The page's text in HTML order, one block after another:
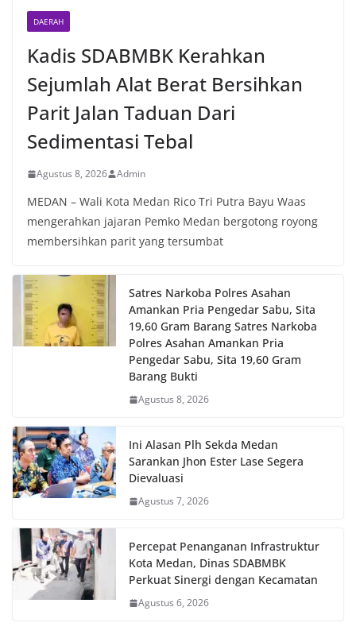
DAERAH
Kadis SDABMBK Kerahkan
Sejumlah Alat Berat Bersihkan
Parit Jalan Taduan Dari
Sedimentasi Tebal
Agustus 8, 2026 Admin
MEDAN – Wali Kota Medan Rico Tri Putra Bayu Waas
mengerahkan jajaran Pemko Medan bergotong royong
membersihkan parit yang tersumbat
Satres Narkoba Polres Asahan
Amankan Pria Pengedar Sabu, Sita
19,60 Gram Barang Satres Narkoba
Polres Asahan Amankan Pria
Pengedar Sabu, Sita 19,60 Gram
Barang Bukti
Agustus 8, 2026
Ini Alasan Plh Sekda Medan
Sarankan Jhon Ester Lase Segera
Dievaluasi
Agustus 7, 2026
Percepat Penanganan Infrastruktur
Kota Medan, Dinas SDABMBK
Perkuat Sinergi dengan Kecamatan
Agustus 6, 2026